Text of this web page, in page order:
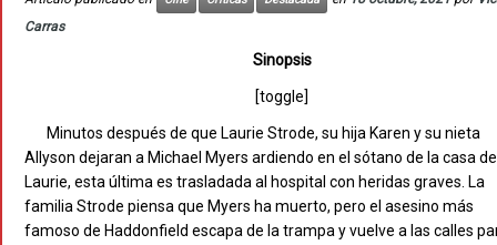
Carras
Sinopsis
[toggle]
Minutos después de que Laurie Strode, su hija Karen y su nieta
Allyson dejaran a Michael Myers ardiendo en el sótano de la casa de
Laurie, esta última es trasladada al hospital con heridas graves. La
familia Strode piensa que Myers ha muerto, pero el asesino más
famoso de Haddonfield escapa de la trampa y vuelve a las calles